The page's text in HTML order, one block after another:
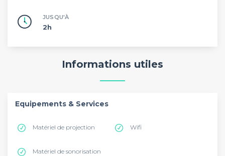
JUSQU'À
2h
Informations utiles
Equipements & Services
Matériel de projection Wifi
Matériel de sonorisation